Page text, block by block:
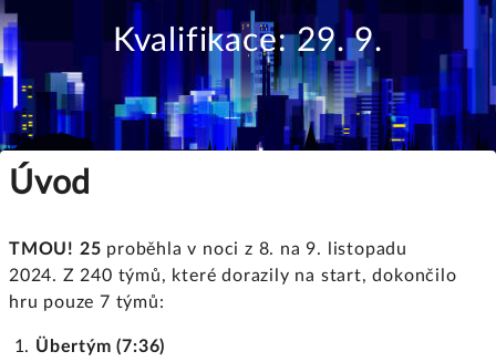
Kvalifikace: 29. 9.
Úvod
TMOU! 25 proběhla v noci z 8. na 9. listopadu
2024. Z 240 týmů, které dorazily na start, dokončilo
hru pouze 7 týmů:
Übertým (7:36)